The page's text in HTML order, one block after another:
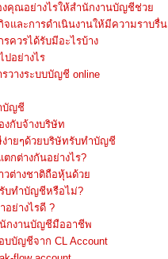
คุณอย่างไรให้สำนักงานบัญชีช่วย
และการดำเนินงานให้มีความราบรื่น
ควรได้รับมีอะไรบ้าง
อย่างไร
วางระบบบัญชี online
บัญชี
งกับจ้างบริษัท
ายๆด้วยบริษัทรับทำบัญชี
กต่างกันอย่างไร?
ต่างชาติถือหุ้นด้วย
บทำบัญชีหรือไม่?
ย่างไรดี ?
กงานบัญชีมืออาชีพ
บบัญชีจาก CL Account